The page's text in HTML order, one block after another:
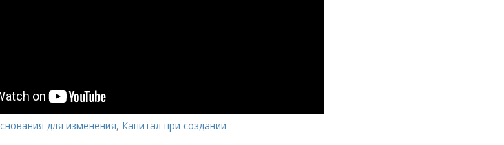
для изменения, Капитал при создании